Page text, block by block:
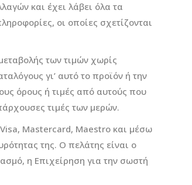
και έχει λάβει όλα τα
οι οποίες σχετίζονται
των τιμών χωρίς
γι’ αυτό το προϊόν ή την
όρους ή τιμές από αυτούς που
τιμές των μερών.
Mastercard, Maestro και μέσω
της. Ο πελάτης είναι ο
η Επιχείρηση για την σωστή